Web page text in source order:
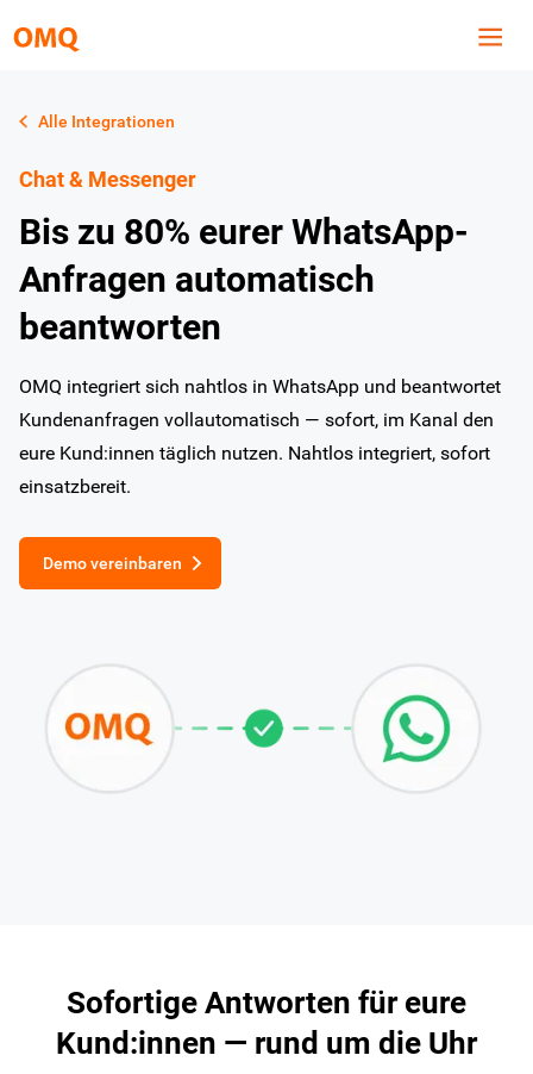
Alle Integrationen
Chat & Messenger
Bis zu 80% eurer WhatsApp-
Anfragen automatisch
beantworten
OMQ integriert sich nahtlos in WhatsApp und beantwortet
Kundenanfragen vollautomatisch — sofort, im Kanal den
eure Kund:innen täglich nutzen. Nahtlos integriert, sofort
einsatzbereit.
Demo vereinbaren
Sofortige Antworten für eure
Kund:innen — rund um die Uhr